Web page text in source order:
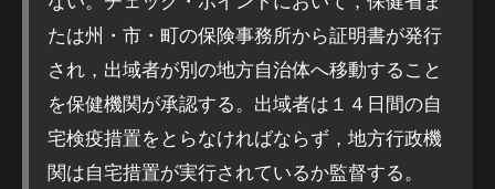
たは州・市・町の保険事務所から証明書が発行
され，出域者が別の地方自治体へ移動すること
を保健機関が承認する。出域者は１４日間の自
宅検疫措置をとらなければならず，地方行政機
関は自宅措置が実行されているか監督する。